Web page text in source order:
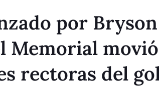
por Bryson
Memorial
rectoras del